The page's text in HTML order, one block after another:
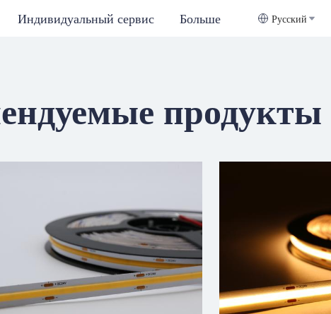
Индивидуальный сервис Больше Русский
продукты